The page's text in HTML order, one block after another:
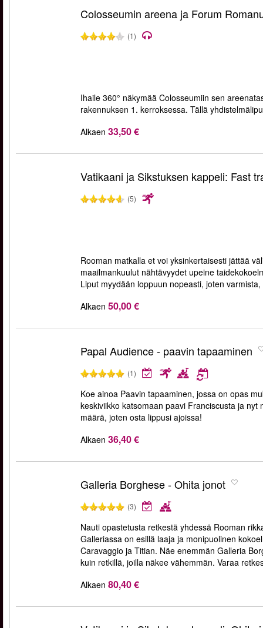
Colosseumin areena ja Forum
(1)
Ihaile 360° näkymää Colosseumiin sen
rakennuksen 1. kerroksessa. Tällä
Alkaen 33,50 €
Vatikaani ja Sikstuksen kappeli: Fast
(5)
Rooman matkalla et voi yksinkertaisesti jättää
maailmankuulut nähtävyydet upeine
Liput myydään loppuun nopeasti, joten
Alkaen 50,00 €
Papal Audience - paavin tapaaminen
(1)
Koe ainoa Paavin tapaaminen, jossa on opas
keskiviikko katsomaan paavi Franciscusta ja
määrä, joten osta lippusi ajoissa!
Alkaen 36,40 €
Galleria Borghese - Ohita jonot
(3)
Nauti opastetusta retkestä yhdessä Rooman
Galleriassa on esillä laaja ja monipuolinen
Caravaggio ja Titian. Näe enemmän Galleria
kuin retkillä, joilla näkee vähemmän. Varaa
Alkaen 80,40 €